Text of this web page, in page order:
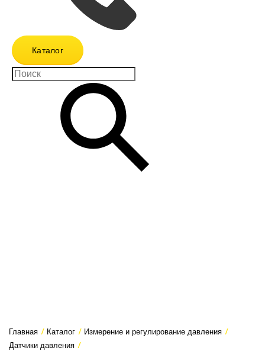
Каталог
Главная / Каталог / Измерение и регулирование давления /
Датчики давления /